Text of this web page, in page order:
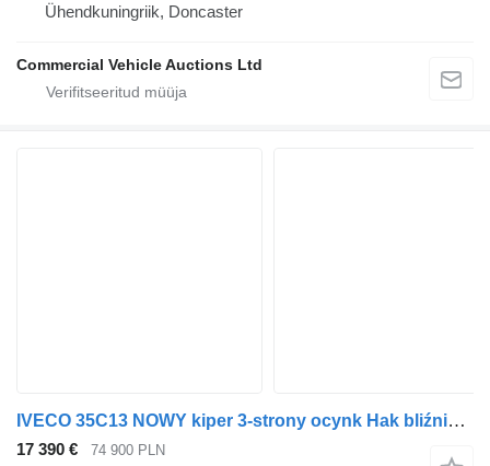
Ühendkuningriik, Doncaster
Commercial Vehicle Auctions Ltd
IVECO 35C13 NOWY kiper 3-strony ocynk Hak bliźniak wywrotka
17 390 € 74 900 PLN